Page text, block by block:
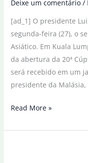
Deixe um comentário /
[ad_1] O presidente
segunda-feira (27), o
Asiático. Em Kuala
da abertura da 20ª
será recebido em um
presidente da
Lula
de
Read More »